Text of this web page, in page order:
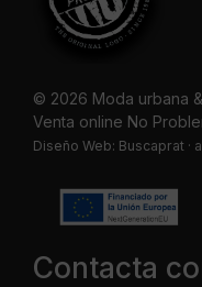
© 2026 Moda urbana
Venta online No
Diseño Web: Buscaprat ·
Contacta